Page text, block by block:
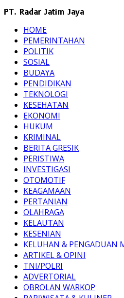
PT. Radar Jatim Jaya
HOME
PEMERINTAHAN
POLITIK
SOSIAL
BUDAYA
PENDIDIKAN
TEKNOLOGI
KESEHATAN
EKONOMI
HUKUM
KRIMINAL
BERITA GRESIK
PERISTIWA
INVESTIGASI
OTOMOTIF
KEAGAMAAN
PERTANIAN
OLAHRAGA
KELAUTAN
KESENIAN
KELUHAN & PENGADUAN
ARTIKEL & OPINI
TNI/POLRI
ADVERTORIAL
OBROLAN WARKOP